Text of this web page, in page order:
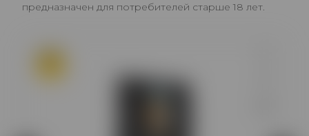
предназначен для потребителей старше 18 лет.